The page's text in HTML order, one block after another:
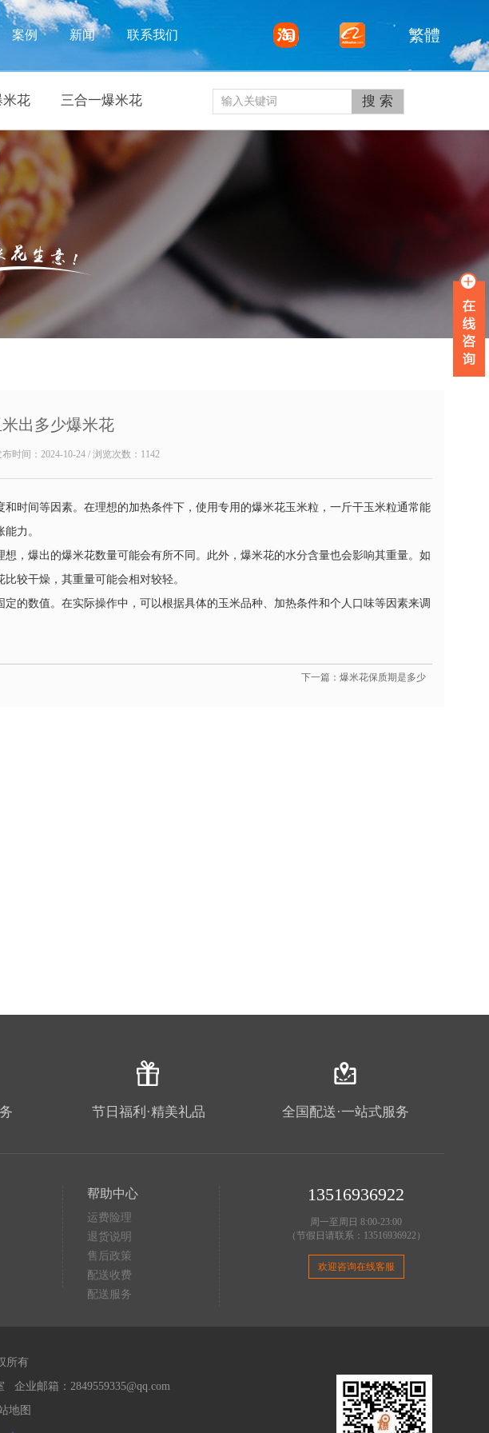
案例 新闻 联系我们 繁體
米花 三合一爆米花
出多少爆米花
时间：2024-10-24 / 浏览次数： 1142
时间等因素。在理想的加热条件下，使用专用的爆米花玉米粒，一斤干玉米粒通常能
力。
，爆出的爆米花数量可能会有所不同。此外，爆米花的水分含量也会影响其重量。如
较干燥，其重量可能会相对较轻。
的数值。在实际操作中，可以根据具体的玉米品种、加热条件和个人口味等因素来调
下一篇：爆米花保质期是多少
节日福利·精美礼品 全国配送·一站式服务
帮助中心
运费险理
退货说明
售后政策
配送收费
配送服务
13516936922
周一至周日 8:00-23:00
（节假日请联系：13516936922）
欢迎咨询在线客服
所有
企业邮箱：2849559335@qq.com
地图